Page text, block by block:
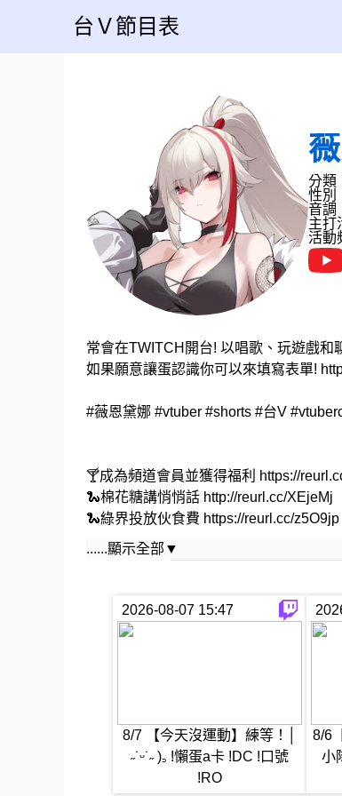
台Ｖ節目表
分類
性別
音調
主打
活動
常會在TWITCH開台! 以唱歌、玩遊戲和
如果願意讓蛋認識你可以來填寫表單!
#薇恩黛娜 #vtuber #shorts #台V
🍸成為頻道會員並獲得福利 https://
🐍棉花糖講悄悄話 http://reurl.cc/XEjeMj
🐍綠界投放伙食費 https://reurl.cc/z5O9jp
˖☾꙳ 點看看就知道的傳送門｜https://
˖☾꙳ IG｜ https://www.instagram.com/
˖☾꙳ 官方網站｜https://
工作及連動邀約：
......顯示全部▼
2026-08-07 15:47
8/7 【今天沒運動】練等！│
˶˙ᵕ˙˶ )꜆ !懶蛋a卡 !DC !口號
!RO
8/6
小